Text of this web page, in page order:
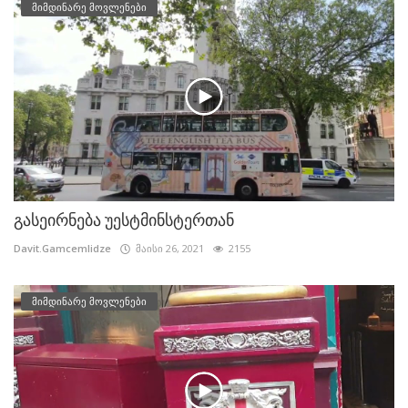
მიმდინარე მოვლენები
გასეირნება უესტმინსტერთან
Davit.Gamcemlidze მაისი 26, 2021 2155
მიმდინარე მოვლენები